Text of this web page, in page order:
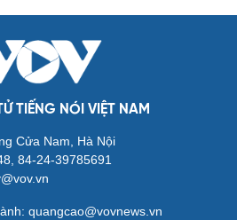
TIẾNG NÓI VIỆT NAM
Cửa Nam, Hà Nội
84-24-39785691
quangcao@vovnews.vn